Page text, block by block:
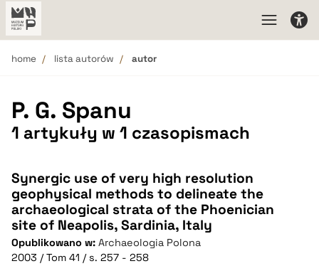
home lista autorów autor
P. G. Spanu
1 artykuły w 1 czasopismach
Synergic use of very high resolution
geophysical methods to delineate the
archaeological strata of the Phoenician
site of Neapolis, Sardinia, Italy
Opublikowano w: Archaeologia Polona
2003 / Tom 41 / s. 257 - 258